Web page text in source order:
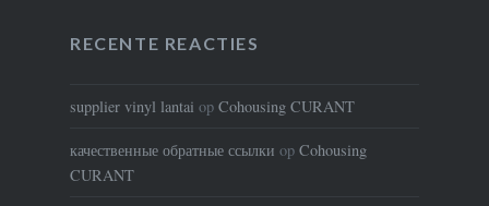
RECENTE REACTIES
supplier vinyl lantai op Cohousing CURANT
качественные обратные ссылки op Cohousing
CURANT